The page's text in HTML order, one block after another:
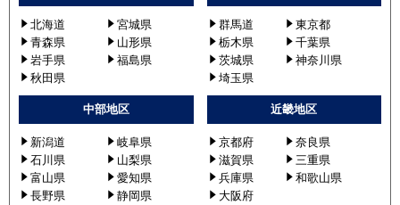
北海道
宮城県
青森県
山形県
岩手県
福島県
秋田県
群馬道
東京都
栃木県
千葉県
茨城県
神奈川県
埼玉県
中部地区
新潟道
岐阜県
石川県
山梨県
富山県
愛知県
長野県
静岡県
近畿地区
京都府
奈良県
滋賀県
三重県
兵庫県
和歌山県
大阪府